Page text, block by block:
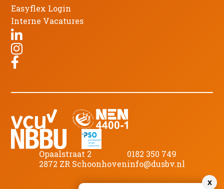
x
Easyflex Login
Interne Vacatures
Opaalstraat 2
2872 ZR Schoonhoven
0182 350 749
info@dusbv.nl